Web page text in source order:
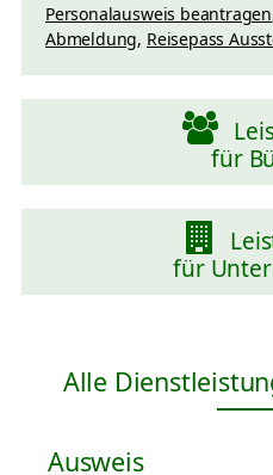
Personalausweis beantragen
Abmeldung Reisepass
für
für
Alle
Ausweis